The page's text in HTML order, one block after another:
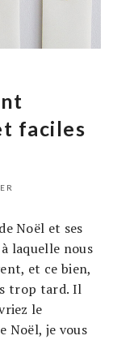
faciles
Noël et ses
laquelle nous
et ce bien,
trop tard. Il
le
Noël, je vous